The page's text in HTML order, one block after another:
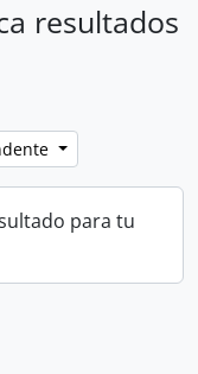
resultados
para tu